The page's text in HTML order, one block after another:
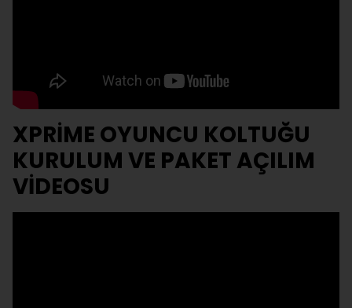
XPRİME OYUNCU KOLTUĞU
KURULUM VE PAKET AÇILIM
VİDEOSU